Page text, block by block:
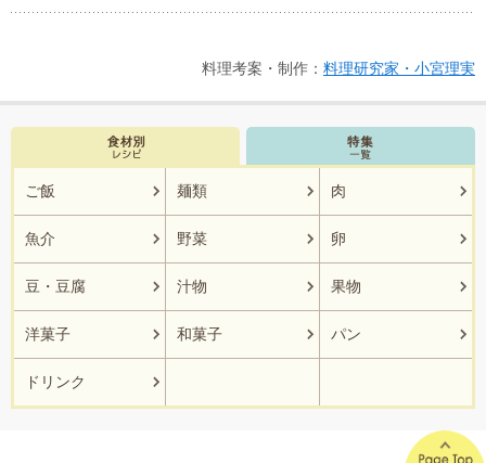
料理考案・制作： 料理研究家・小宮理実
ご飯 麺類 肉
魚介 野菜 卵
豆・豆腐 汁物 果物
洋菓子 和菓子 パン
ドリンク